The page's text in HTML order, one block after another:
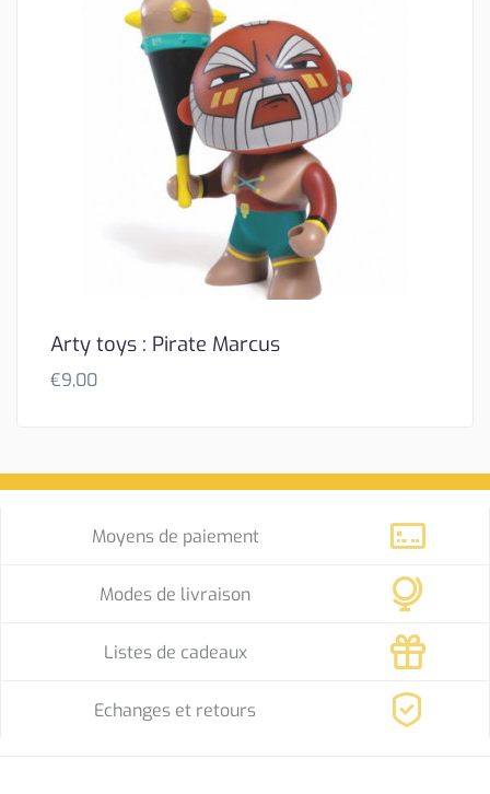
Arty toys : Pirate Marcus
€9,00
Moyens de paiement
Modes de livraison
Listes de cadeaux
Echanges et retours